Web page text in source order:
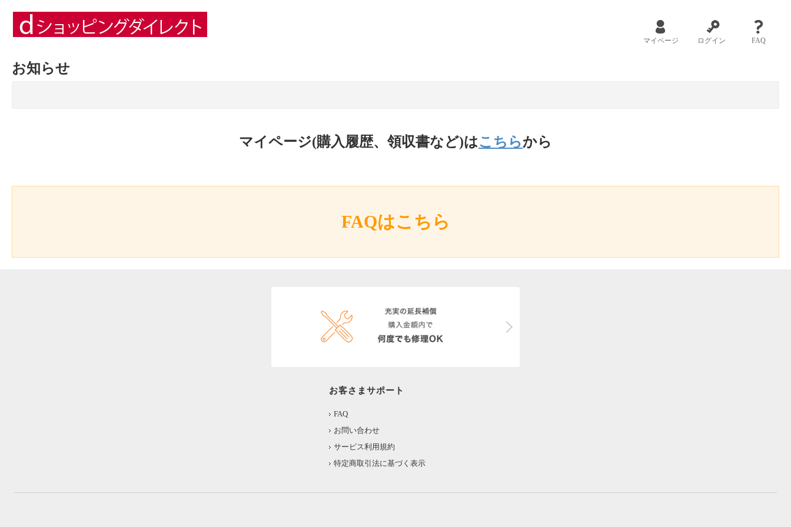
マイページ ログイン FAQ
お知らせ
マイページ(購入履歴、領収書など)はこちらから
FAQはこちら
お客さまサポート
FAQ
お問い合わせ
サービス利用規約
特定商取引法に基づく表示